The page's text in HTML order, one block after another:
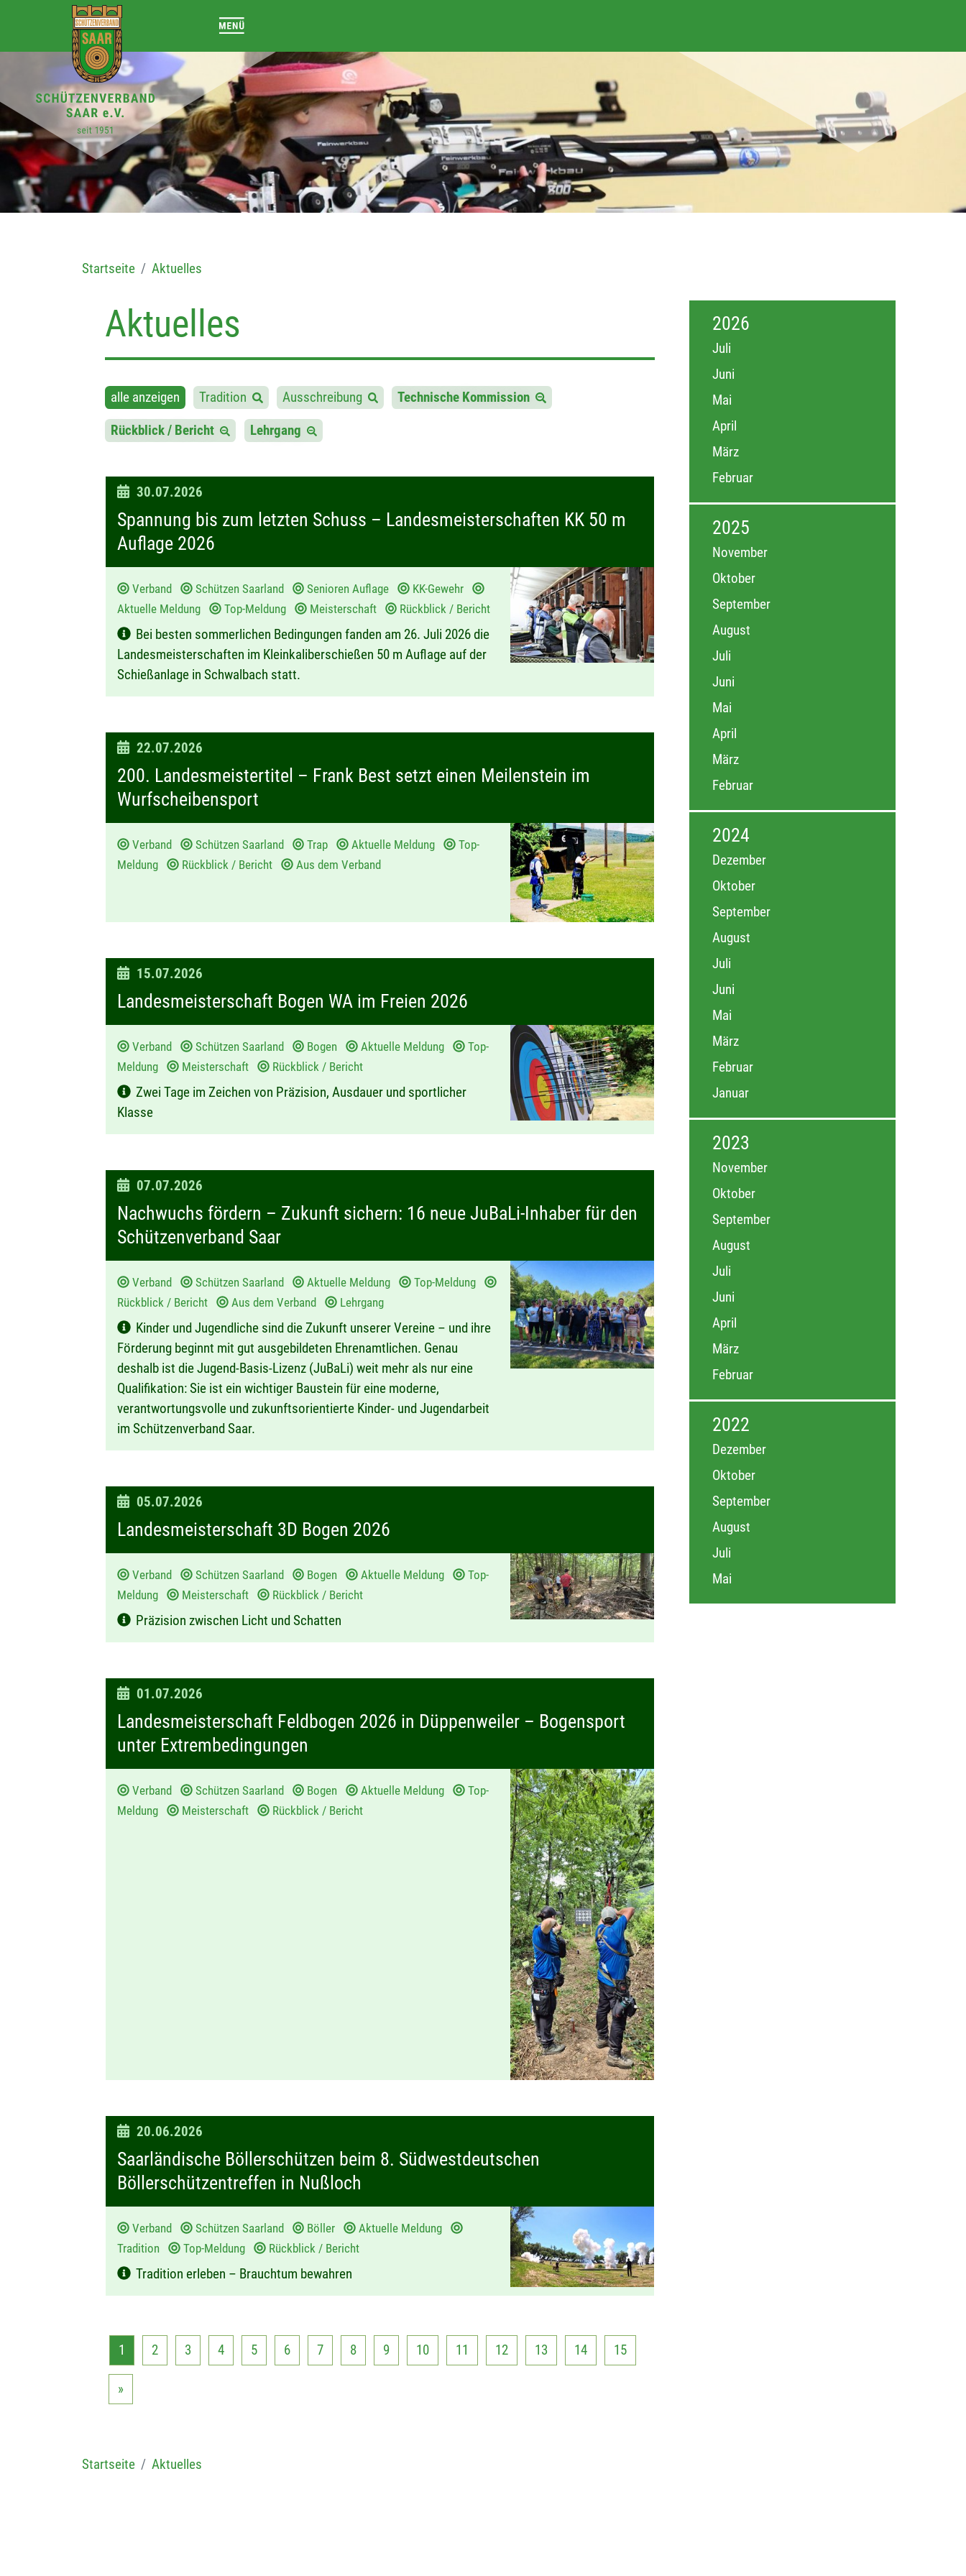
Startseite Aktuelles
Aktuelles
alle anzeigen Tradition Ausschreibung Technische Kommission
Rückblick / Bericht Lehrgang
D
t
u
m
:
30.07.2026
Spannung bis zum letzten Schuss – Landesmeisterschaften KK 50 m
Auflage 2026
Verband Schützen Saarland Senioren Auflage
KK-Gewehr
Aktuelle Meldung
Top-Meldung Meisterschaft Rückblick / Bericht
Bei besten sommerlichen Bedingungen fanden am 26. Juli 2026 die
Landesmeisterschaften im Kleinkaliberschießen 50 m Auflage auf der
Schießanlage in Schwalbach statt.
D
a
u
m
:
22.07.2026
200. Landesmeistertitel – Frank Best setzt einen Meilenstein im
Wurfscheibensport
Verband Schützen Saarland Trap Aktuelle Meldung
Top-
Meldung
Rückblick / Bericht Aus dem Verband
D
t
m
:
15.07.2026
Landesmeisterschaft Bogen WA im Freien 2026
Verband Schützen Saarland Bogen Aktuelle Meldung
Top-
Meldung
Meisterschaft Rückblick / Bericht
Zwei Tage im Zeichen von Präzision, Ausdauer und sportlicher
Klasse
D
t
u
m
:
07.07.2026
Nachwuchs fördern – Zukunft sichern: 16 neue JuBaLi-Inhaber für den
Schützenverband Saar
Verband Schützen Saarland Aktuelle Meldung
Top-Meldung
Rückblick / Bericht
Aus dem Verband Lehrgang
Kinder und Jugendliche sind die Zukunft unserer Vereine – und ihre
Förderung beginnt mit gut ausgebildeten Ehrenamtlichen. Genau
deshalb ist die Jugend-Basis-Lizenz (JuBaLi) weit mehr als nur eine
Qualifikation: Sie ist ein wichtiger Baustein für eine moderne,
verantwortungsvolle und zukunftsorientierte Kinder- und Jugendarbeit
im Schützenverband Saar.
D
t
m
:
05.07.2026
Landesmeisterschaft 3D Bogen 2026
Verband Schützen Saarland Bogen Aktuelle Meldung
Top-
Meldung
Meisterschaft Rückblick / Bericht
Präzision zwischen Licht und Schatten
D
t
u
m
:
01.07.2026
Landesmeisterschaft Feldbogen 2026 in Düppenweiler – Bogensport
unter Extrembedingungen
Verband Schützen Saarland Bogen Aktuelle Meldung
Top-
Meldung
Meisterschaft Rückblick / Bericht
D
t
u
m
:
20.06.2026
Saarländische Böllerschützen beim 8. Südwestdeutschen
Böllerschützentreffen in Nußloch
Verband Schützen Saarland Böller
Aktuelle Meldung
Tradition
Top-Meldung Rückblick / Bericht
Tradition erleben – Brauchtum bewahren
1 2 3 4 5 6 7 8 9 10 11 12 13 14 15
»
2026
Juli
Juni
Mai
April
März
Februar
2025
November
Oktober
September
August
Juli
Juni
Mai
April
März
Februar
2024
Dezember
Oktober
September
August
Juli
Juni
Mai
März
Februar
Januar
2023
November
Oktober
September
August
Juli
Juni
April
März
Februar
2022
Dezember
Oktober
September
August
Juli
Mai
Startseite Aktuelles